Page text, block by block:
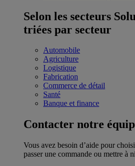
Selon les secteurs
triées par secteur
Automobile
Agriculture
Logistique
Fabrication
Commerce de détail
Santé
Banque et finance
Contacter notre
Vous avez besoin d’aide pour
passer une commande ou mettre à